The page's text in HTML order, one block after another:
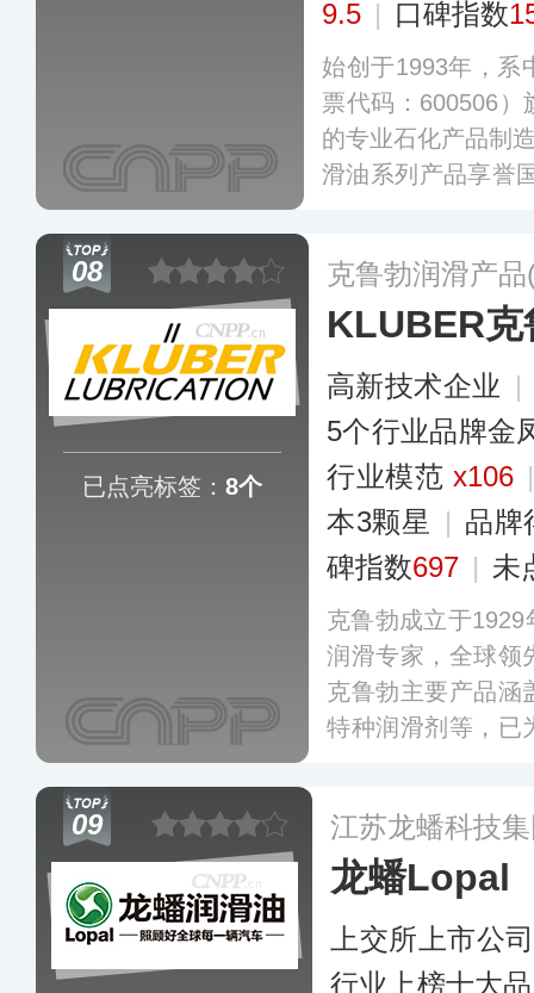
9.5 | 口碑指数
始创于1993年，系
票代码：600506
的专业石化产品制
滑油系列产品享誉
油、工程机械用油
汽车护理品等多个
08
已点亮标签： 8个
克鲁勃润滑产
KLUBER克
高新技术企业 |
5个行业品牌金
行业模范 x106
本3颗星
| 品牌
碑指数697 | 未
克鲁勃成立于
润滑专家，全球领
克鲁勃主要产品涵
特种润滑剂等，已
更多
09 江苏龙蟠科技
龙蟠Lopal
上交所上市公司
行业上榜十大